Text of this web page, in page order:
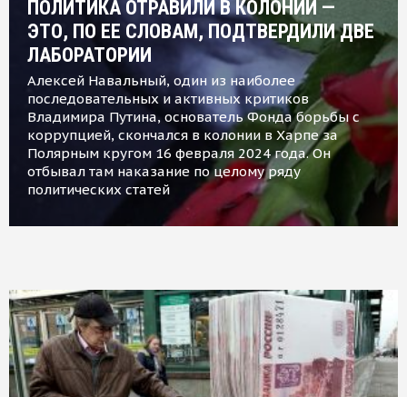
ПОЛИТИКА ОТРАВИЛИ В КОЛОНИИ —
ЭТО, ПО ЕЕ СЛОВАМ, ПОДТВЕРДИЛИ ДВЕ
ЛАБОРАТОРИИ
Алексей Навальный, один из наиболее
последовательных и активных критиков
Владимира Путина, основатель Фонда борьбы с
коррупцией, скончался в колонии в Харпе за
Полярным кругом 16 февраля 2024 года. Он
отбывал там наказание по целому ряду
политических статей